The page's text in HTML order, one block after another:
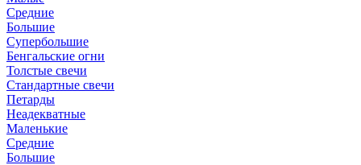
Средние
Большие
Супербольшие
Бенгальские огни
Толстые свечи
Стандартные свечи
Петарды
Неадекватные
Маленькие
Средние
Большие